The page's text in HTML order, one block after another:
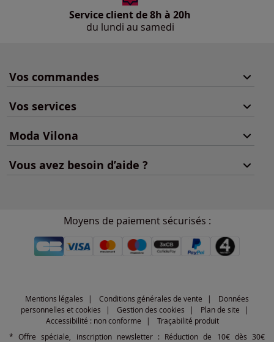
Service client de 8h à 20h
du lundi au samedi
Vos commandes
Vos services
Moda Vilona
Vous avez besoin d’aide ?
Moyens de paiement sécurisés :
Mentions légales Conditions générales de vente
Données
personnelles et cookies
Gestion des cookies
Plan de site
Accessibilité : non conforme
Traçabilité produit
* Offre spéciale, inscription newsletter : Réduction de 10€ dès 30€